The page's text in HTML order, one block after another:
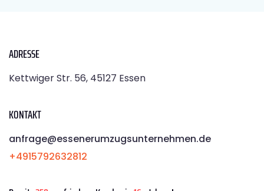
ADRESSE
Kettwiger Str. 56, 45127 Essen
KONTAKT
anfrage@essenerumzugsunternehmen.de
+4915792632812